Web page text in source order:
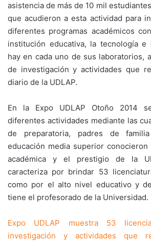
asistencia de más de 10 mil
que acudieron a esta actividad para
diferentes programas académicos
institución educativa, la tecnología e
hay en cada uno de sus laboratorios,
de investigación y actividades que
diario de la UDLAP.
En la Expo UDLAP Otoño 2014
diferentes actividades mediante las
de preparatoria, padres de
educación media superior
académica y el prestigio de la
caracteriza por brindar 53
como por el alto nivel educativo y
tiene el profesorado de la Universidad.
Expo UDLAP muestra 53
investigación y actividades que